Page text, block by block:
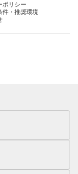
ポリシー
件・推奨環境